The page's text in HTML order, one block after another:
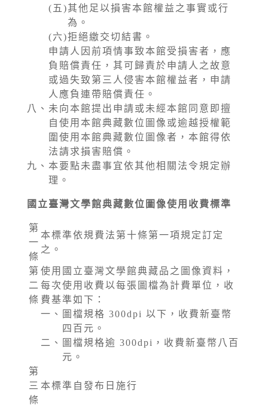
(五)其他足以損害本館權益之事實或行
為。
(六)拒絕繳交切結書。
申請人因前項情事致本館受損害者，應
負賠償責任，其可歸責於申請人之故意
或過失致第三人侵害本館權益者，申請
人應負連帶賠償責任。
八、 未向本館提出申請或未經本館同意即擅
自使用本館典藏數位圖像或逾越授權範
圍使用本館典藏數位圖像者，本館得依
法請求損害賠償。
九、 本要點未盡事宜依其他相關法令規定辦
理。
國立臺灣文學館典藏數位圖像使用收費標準
第
一
條
本標準依規費法第十條第一項規定訂定
之。
第
二
條
使用國立臺灣文學館典藏品之圖像資料，
每次使用收費以每張圖檔為計費單位，收
費基準如下：
一、
圖檔規格 300dpi 以下，收費新臺幣
四百元。
二、
圖檔規格逾 300dpi，收費新臺幣八百
元。
第
三
條
本標準自發布日施行